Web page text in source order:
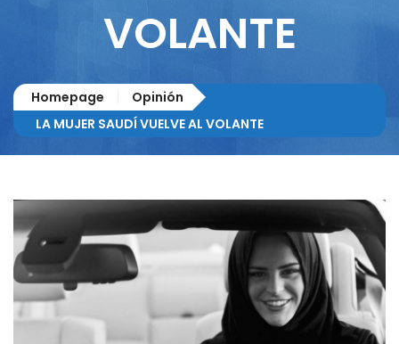
VOLANTE
Homepage
Opinión
LA MUJER SAUDÍ VUELVE AL VOLANTE